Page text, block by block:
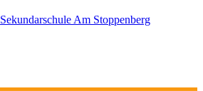
Sekundarschule Am Stoppenberg